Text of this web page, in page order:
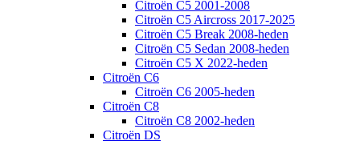
Citroën C5 2001-2008
Citroën C5 Aircross 2017-2025
Citroën C5 Break 2008-heden
Citroën C5 Sedan 2008-heden
Citroën C5 X 2022-heden
Citroën C6
Citroën C6 2005-heden
Citroën C8
Citroën C8 2002-heden
Citroën DS